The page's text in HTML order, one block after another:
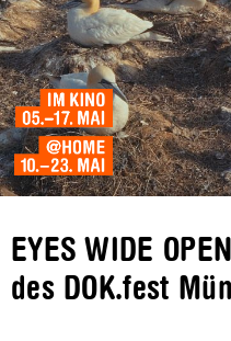
EYES WIDE
des DOK.fest